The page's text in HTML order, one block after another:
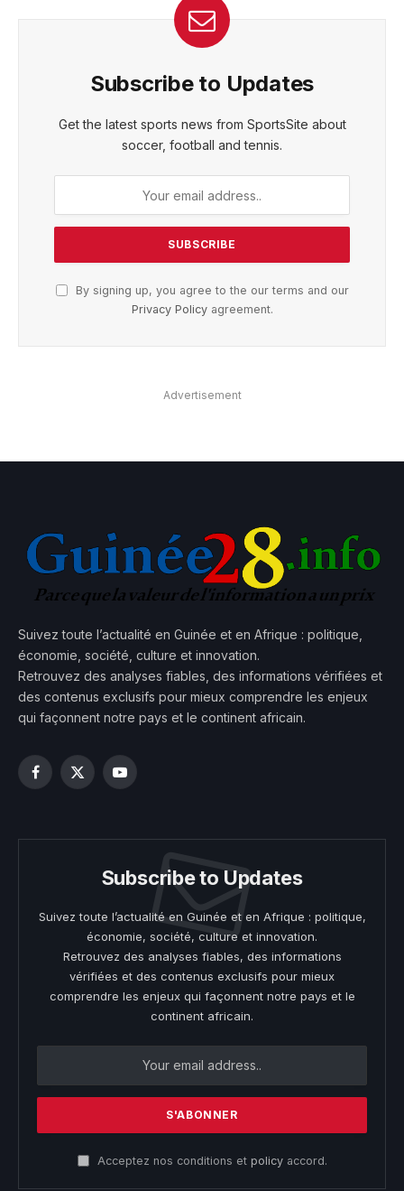
Subscribe to Updates
Get the latest sports news from SportsSite about
soccer, football and tennis.
By signing up, you agree to the our terms and our
Privacy Policyagreement.
Advertisement
Suivez toute l’actualité en Guinée et en Afrique : politique,
économie, société, culture et innovation.
Retrouvez des analyses fiables, des informations vérifiées et
des contenus exclusifs pour mieux comprendre les enjeux
qui façonnent notre pays et le continent africain.
Facebook
X
YouTube
Subscribe to Updates
Suivez toute l’actualité en Guinée et en Afrique : politique,
économie, société, culture et innovation.
Retrouvez des analyses fiables, des informations
vérifiées et des contenus exclusifs pour mieux
comprendre les enjeux qui façonnent notre pays et le
continent africain.
Acceptez nos conditions et policyaccord.